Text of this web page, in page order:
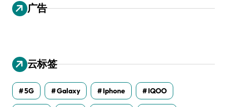
广告
云标签
5G Galaxy Iphone IQOO